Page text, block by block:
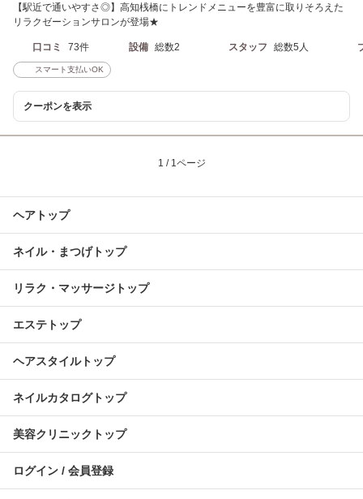
【駅近で通いやすさ◎】高知桟橋にトレンドメニューを豊富に取りそろえた
リラクゼーションサロンが登場★
口コミ 73件 設備 総数2 スタッフ 総数5人
スマート支払いOK
クーポンを表示
1 / 1ページ
ヘアトップ
ネイル・まつげトップ
リラク・マッサージトップ
エステトップ
ヘアスタイルトップ
ネイルカタログトップ
美容クリニックトップ
ログイン / 会員登録